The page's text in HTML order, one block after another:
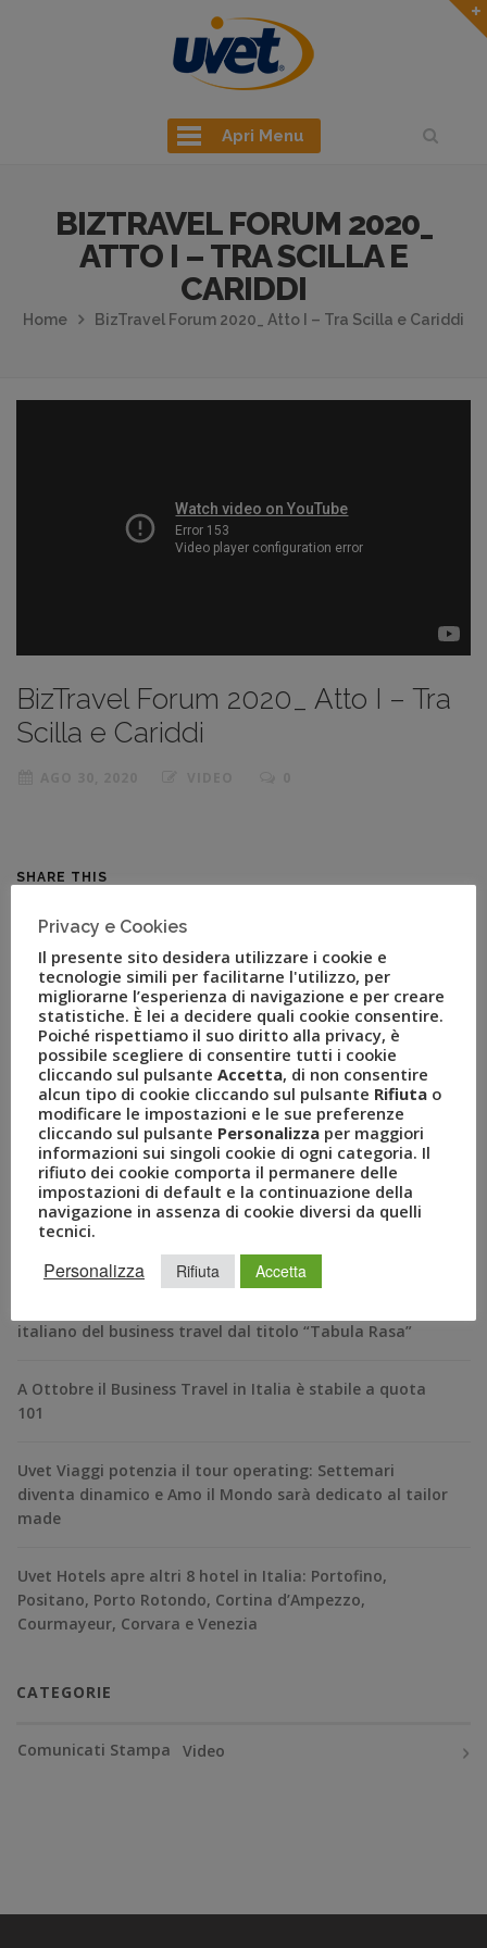
Apri Menu
BIZTRAVEL FORUM 2020_
ATTO I – TRA SCILLA E
CARIDDI
Home BizTravel Forum 2020_ Atto I – Tra Scilla e Cariddi
BizTravel Forum 2020_ Atto I – Tra
Scilla e Cariddi
SHARE THIS
Facebook Twitter
Google Plus Pinterest Tumblr
Previous Post Next Post
RECENT POSTS
A Novembre il Business Travel in Italia è a quota 95
italiano del business travel dal titolo “Tabula Rasa”
A Ottobre il Business Travel in Italia è stabile a quota
101
Uvet Viaggi potenzia il tour operating: Settemari
diventa dinamico e Amo il Mondo sarà dedicato al tailor
made
Uvet Hotels apre altri 8 hotel in Italia: Portofino,
Positano, Porto Rotondo, Cortina d’Ampezzo,
Courmayeur, Corvara e Venezia
CATEGORIE
Comunicati Stampa Video
Privacy e Cookies
Il presente sito desidera utilizzare i cookie e
tecnologie simili per facilitarne l'utilizzo, per
migliorarne l’esperienza di navigazione e per creare
statistiche. È lei a decidere quali cookie consentire.
Poiché rispettiamo il suo diritto alla privacy, è
possibile scegliere di consentire tutti i cookie
cliccando sul pulsante Accetta, di non consentire
alcun tipo di cookie cliccando sul pulsante Rifiuta o
modificare le impostazioni e le sue preferenze
cliccando sul pulsante Personalizza per maggiori
informazioni sui singoli cookie di ogni categoria. Il
rifiuto dei cookie comporta il permanere delle
impostazioni di default e la continuazione della
navigazione in assenza di cookie diversi da quelli
tecnici.
Personalizza Rifiuta Accetta